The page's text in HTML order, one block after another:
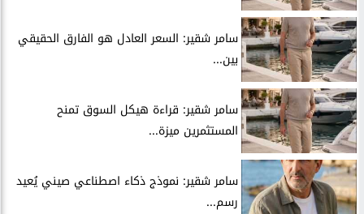
سامر شقير: السعر العادل هو الفارق الحقيقي
بين...
سامر شقير: قراءة هيكل السوق تمنح
المستثمرين ميزة...
سامر شقير: نموذج ذكاء اصطناعي صيني يُعيد
رسم...